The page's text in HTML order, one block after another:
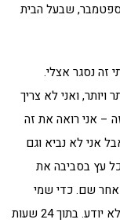
לכל סיפור – שאנחנו אחראים על 11 בספטמבר, שבעל הבית
זה נסגר אצלי.
ויותר, ואני לא צריך
– אני רואה את זה
אני לא נביא וגם
עץ בסביבה את
אחר שם. כדי שמי
שעובר ברחוב הזה לא יוכל להעמיד פנים שהוא לא יודע. בתוך 24 שעות